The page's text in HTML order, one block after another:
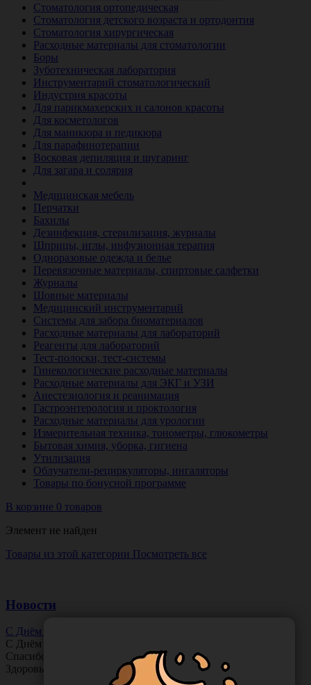
Стоматология ортопедическая
Стоматология детского возраста и ортодонтия
Стоматология хирургическая
Расходные материалы для стоматологии
Боры
Зуботехническая лаборатория
Инструментарий стоматологический
Индустрия красоты
Для парикмахерских и салонов красоты
Для косметологов
Для маникюра и педикюра
Для парафинотерапии
Восковая депиляция и шугаринг
Для загара и солярия
Медицинская мебель
Перчатки
Бахилы
Дезинфекция, стерилизация, журналы
Шприцы, иглы, инфузионная терапия
Одноразовые одежда и белье
Перевязочные материалы, спиртовые салфетки
Журналы
Шовные материалы
Медицинский инструментарий
Системы для забора биоматериалов
Расходные материалы для лабораторий
Реагенты для лабораторий
Тест-полоски, тест-системы
Гинекологические расходные материалы
Расходные материалы для ЭКГ и УЗИ
Анестезиология и реанимация
Гастроэнтерология и проктология
Расходные материалы для урологии
Измерительная техника, тонометры, глюкометры
Бытовая химия, уборка, гигиена
Утилизация
Облучатели-рециркуляторы, ингаляторы
Товары по бонусной программе
В корзине 0 товаров
Элемент не найден
Товары из этой категории Посмотреть все
Новости
С Днём Офтальмолога!
С Днём
Спасибо за ясное зрение и заботу о пациентах.
Здоровья вам и новых профессиональных побед!